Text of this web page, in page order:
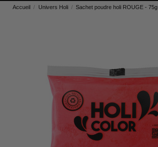
Accueil Univers Holi Sachet poudre holi ROUGE - 75g